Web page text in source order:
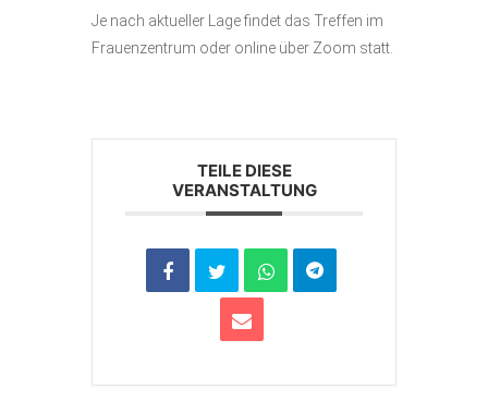
Je nach aktueller Lage findet das Treffen im
Frauenzentrum oder online über Zoom statt.
TEILE DIESE
VERANSTALTUNG